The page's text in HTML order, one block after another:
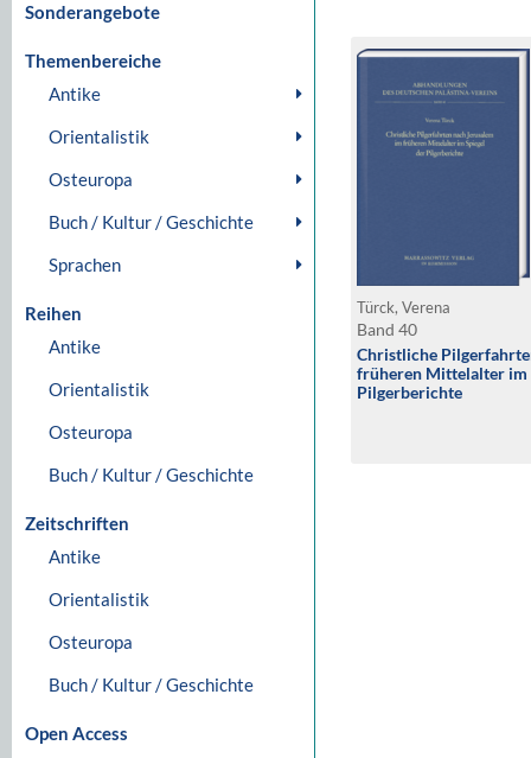
Sonderangebote
Themenbereiche
Antike
Orientalistik
Osteuropa
Buch / Kultur / Geschichte
Sprachen
Reihen
Antike
Orientalistik
Osteuropa
Buch / Kultur / Geschichte
Zeitschriften
Antike
Orientalistik
Osteuropa
Buch / Kultur / Geschichte
Open Access
Türck, Verena
Band 40
Christliche
früheren Mittelalter im
Pilgerberichte